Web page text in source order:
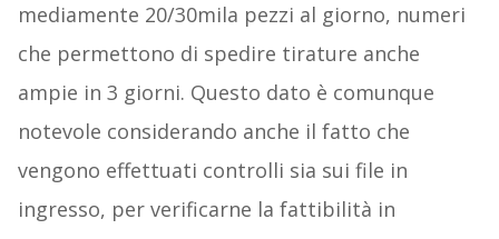
mediamente 20/30mila pezzi al giorno, numeri
che permettono di spedire tirature anche
ampie in 3 giorni. Questo dato è comunque
notevole considerando anche il fatto che
vengono effettuati controlli sia sui file in
ingresso, per verificarne la fattibilità in